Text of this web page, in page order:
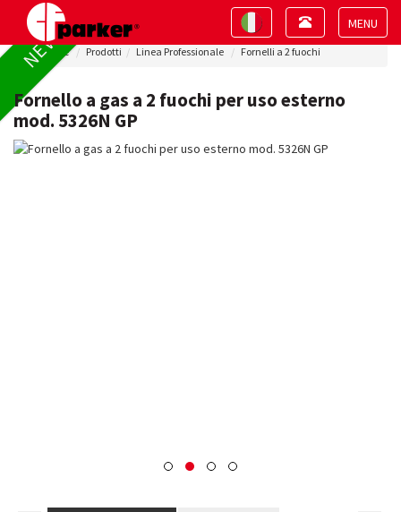
Toggle
Toggle
navigation
Toggle
navigation
Home Prodotti Linea Professionale Fornelli a 2 fuochi
NEW !
Fornello a gas a 2 fuochi per uso esterno
mod. 5326N GP